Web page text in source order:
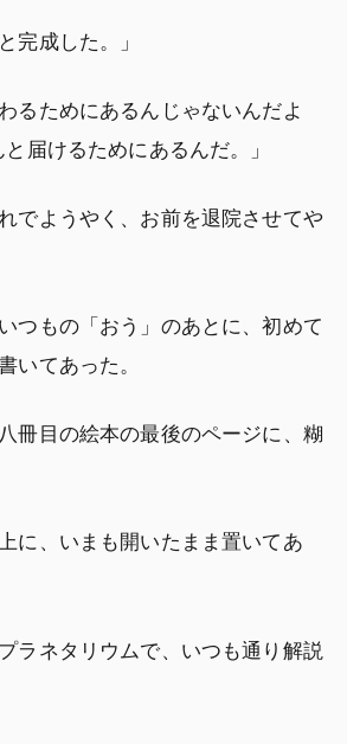
完成した。」
るためにあるんじゃないんだよ
届けるためにあるんだ。」
でようやく、お前を退院させてや
つもの「おう」のあとに、初めて
いてあった。
冊目の絵本の最後のページに、糊
に、いまも開いたまま置いてあ
ラネタリウムで、いつも通り解説